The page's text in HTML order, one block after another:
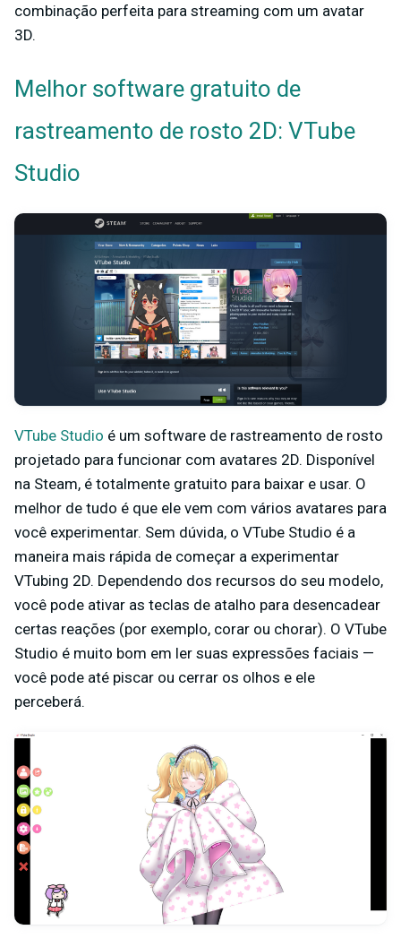
combinação perfeita para streaming com um avatar
3D.
Melhor software gratuito de
rastreamento de rosto 2D: VTube
Studio
VTube Studio é um software de rastreamento de rosto
projetado para funcionar com avatares 2D. Disponível
na Steam, é totalmente gratuito para baixar e usar. O
melhor de tudo é que ele vem com vários avatares para
você experimentar. Sem dúvida, o VTube Studio é a
maneira mais rápida de começar a experimentar
VTubing 2D. Dependendo dos recursos do seu modelo,
você pode ativar as teclas de atalho para desencadear
certas reações (por exemplo, corar ou chorar). O VTube
Studio é muito bom em ler suas expressões faciais —
você pode até piscar ou cerrar os olhos e ele
perceberá.